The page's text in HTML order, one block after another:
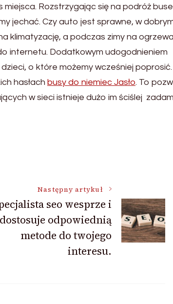
Rozstrzygając się na podróż
jechać. Czy auto jest sprawne, w
klimatyzację, a podczas zimy na
internetu. Dodatkowym udogodnieniem
o które możemy wcześniej poprosić.
hasłach busy do niemiec Jasło. To
w sieci istnieje dużo im ściślej
Następny artykuł
seo wesprze i
dostosuje odpowiednią
metode do twojego
interesu.